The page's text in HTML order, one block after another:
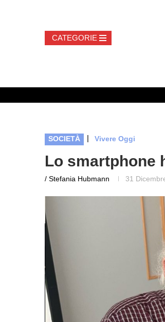
SOCIETÀ | Vivere Oggi
Lo smartphone
/ Stefania Hubmann 31